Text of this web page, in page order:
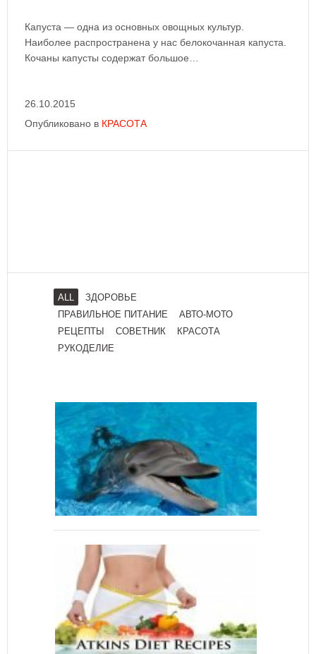
Капуста — одна из основных овощных культур.
Наиболее распространена у нас белокочанная капуста.
Кочаны капусты содержат большое…
26.10.2015
Опубликовано в КРАСОТА
ALL
ЗДОРОВЬЕ
ПРАВИЛЬНОЕ ПИТАНИЕ
АВТО-МОТО
РЕЦЕПТЫ
СОВЕТНИК
КРАСОТА
РУКОДЕЛИЕ